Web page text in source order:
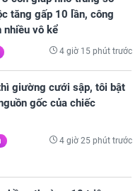
tăng gấp 10 lần, công
vô kể
4 giờ 15 phút trước
giường cưới sập, tôi bật
gốc của chiếc
4 giờ 25 phút trước